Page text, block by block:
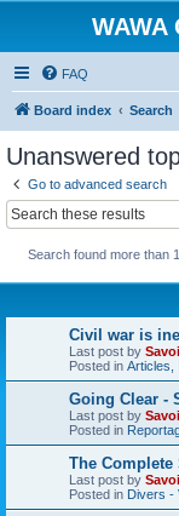
WAWA
FAQ
Board index Search
Unanswered
Go to advanced search
Search found more than
Civil war is
Last post by
Posted in Articles,
Going Clear -
Last post by
Posted in
The Complete
Last post by
Posted in Divers -